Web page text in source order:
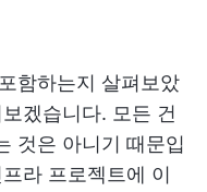
함하는지 살펴보았
겠습니다. 모든 건
것은 아니기 때문입
라 프로젝트에 이